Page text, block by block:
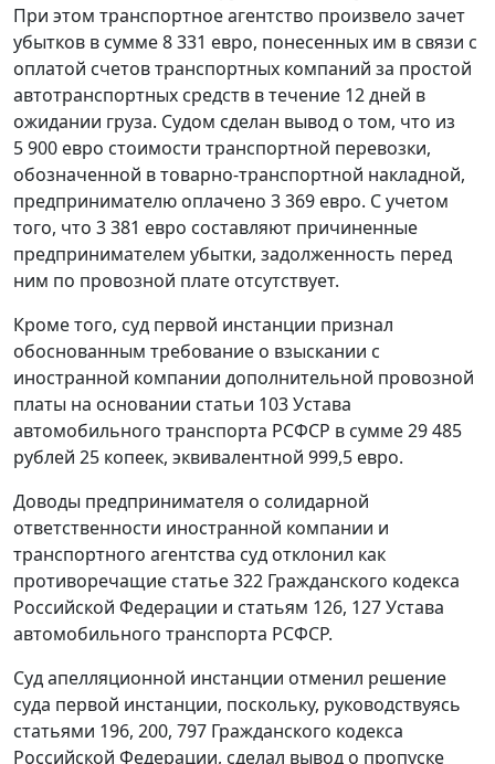
При этом транспортное агентство произвело зачет
убытков в сумме 8 331 евро, понесенных им в связи с
оплатой счетов транспортных компаний за простой
автотранспортных средств в течение 12 дней в
ожидании груза. Судом сделан вывод о том, что из
5 900 евро стоимости транспортной перевозки,
обозначенной в товарно-транспортной накладной,
предпринимателю оплачено 3 369 евро. С учетом
того, что 3 381 евро составляют причиненные
предпринимателем убытки, задолженность перед
ним по провозной плате отсутствует.
Кроме того, суд первой инстанции признал
обоснованным требование о взыскании с
иностранной компании дополнительной провозной
платы на основании статьи 103 Устава
автомобильного транспорта РСФСР в сумме 29 485
рублей 25 копеек, эквивалентной 999,5 евро.
Доводы предпринимателя о солидарной
ответственности иностранной компании и
транспортного агентства суд отклонил как
противоречащие статье 322 Гражданского кодекса
Российской Федерации и статьям 126, 127 Устава
автомобильного транспорта РСФСР.
Суд апелляционной инстанции отменил решение
суда первой инстанции, поскольку, руководствуясь
статьями 196, 200, 797 Гражданского кодекса
Российской Федерации, сделал вывод о пропуске